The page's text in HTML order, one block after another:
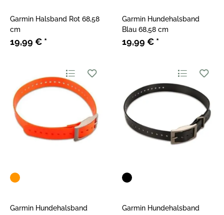
Garmin Halsband Rot 68,58
cm
19,99 € *
Garmin Hundehalsband
Blau 68,58 cm
19,99 € *
Garmin Hundehalsband
Garmin Hundehalsband